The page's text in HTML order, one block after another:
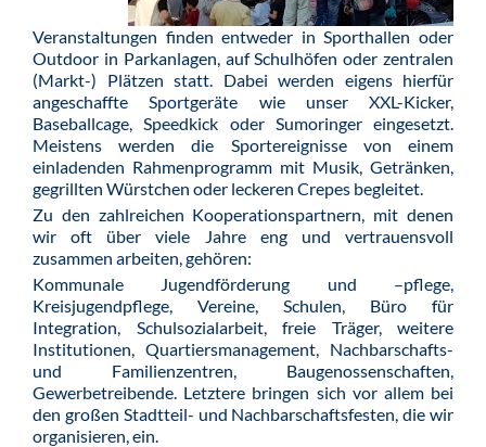
Veranstaltungen finden entweder in Sporthallen oder
Outdoor in Parkanlagen, auf Schulhöfen oder zentralen
(Markt-) Plätzen statt. Dabei werden eigens hierfür
angeschaffte Sportgeräte wie unser XXL-Kicker,
Baseballcage, Speedkick oder Sumoringer eingesetzt.
Meistens werden die Sportereignisse von einem
einladenden Rahmenprogramm mit Musik, Getränken,
gegrillten Würstchen oder leckeren Crepes begleitet.
Zu den zahlreichen Kooperationspartnern, mit denen
wir oft über viele Jahre eng und vertrauensvoll
zusammen arbeiten, gehören:
Kommunale Jugendförderung und –pflege,
Kreisjugendpflege, Vereine, Schulen, Büro für
Integration, Schulsozialarbeit, freie Träger, weitere
Institutionen, Quartiersmanagement, Nachbarschafts-
und Familienzentren, Baugenossenschaften,
Gewerbetreibende. Letztere bringen sich vor allem bei
den großen Stadtteil- und Nachbarschaftsfesten, die wir
organisieren, ein.